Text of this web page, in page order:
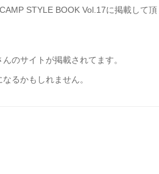
STYLE BOOK Vol.17に掲載して頂
のサイトが掲載されてます。
るかもしれません。